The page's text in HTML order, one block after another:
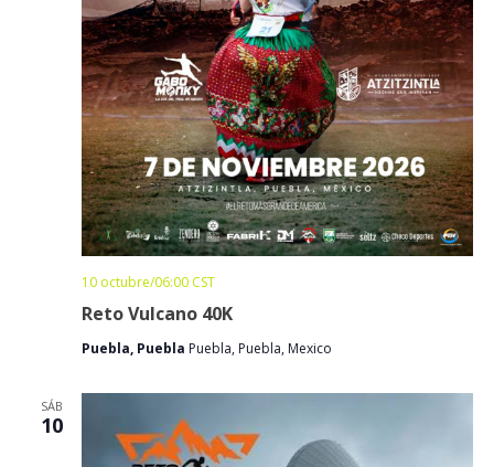
Reto Vulcano 40K
10 octubre/06:00 CST
Puebla, Puebla Puebla, Puebla, Mexico
SÁB
10